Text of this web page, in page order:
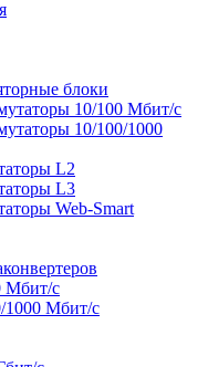
блоки
10/100 Мбит/с
10/100/1000
L2
L3
Web-Smart
Мбит/с
1000 Мбит/c